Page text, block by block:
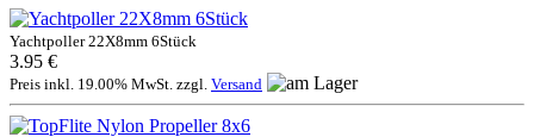
Yachtpoller 22X8mm 6Stück
3.95 €
Preis inkl. 19.00% MwSt. zzgl. Versand